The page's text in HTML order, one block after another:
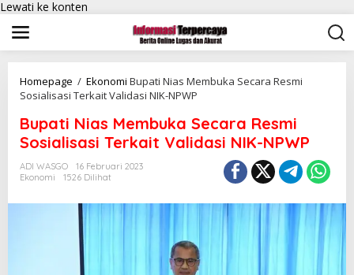
Lewati ke konten
Homepage / Ekonomi Bupati Nias Membuka Secara Resmi
Sosialisasi Terkait Validasi NIK-NPWP
Bupati Nias Membuka Secara Resmi
Sosialisasi Terkait Validasi NIK-NPWP
ADI WASGO
16 Februari 2023
Ekonomi
1526 Dilihat